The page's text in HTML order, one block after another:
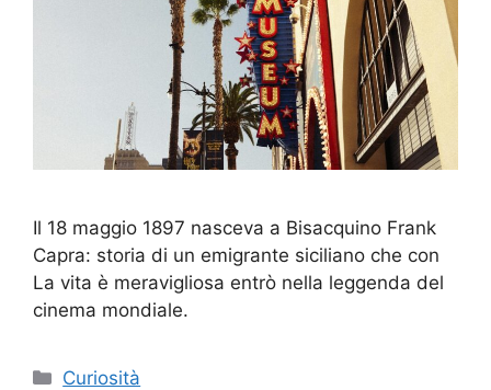
Il 18 maggio 1897 nasceva a Bisacquino Frank
Capra: storia di un emigrante siciliano che con
La vita è meravigliosa entrò nella leggenda del
cinema mondiale.
Categorie
Curiosità